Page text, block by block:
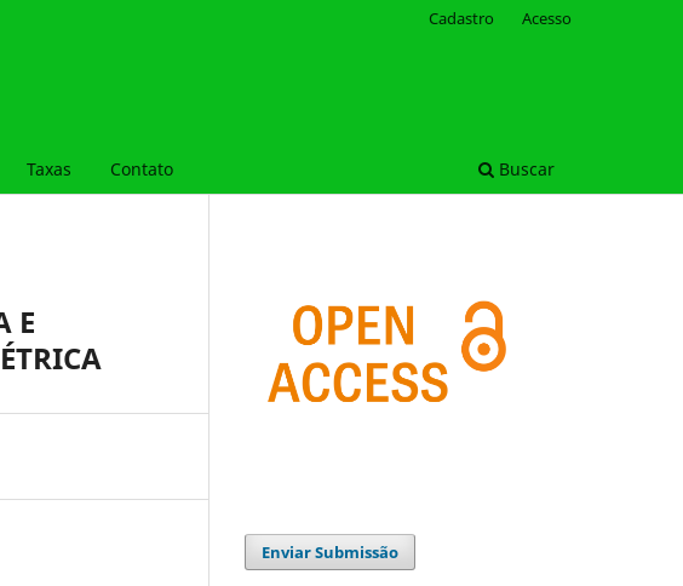
Taxas Contato Buscar
Cadastro Acesso
E
Enviar Submissão